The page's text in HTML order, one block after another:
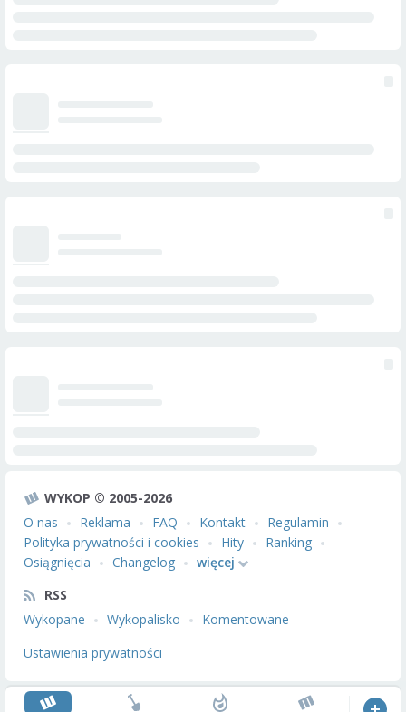
WYKOP © 2005-2026
O nas
Reklama FAQ Kontakt
Regulamin
Polityka prywatności i cookies
Hity
Ranking
Osiągnięcia
Changelog
więcej
RSS
Wykopane
Wykopalisko
Komentowane
Ustawienia prywatności